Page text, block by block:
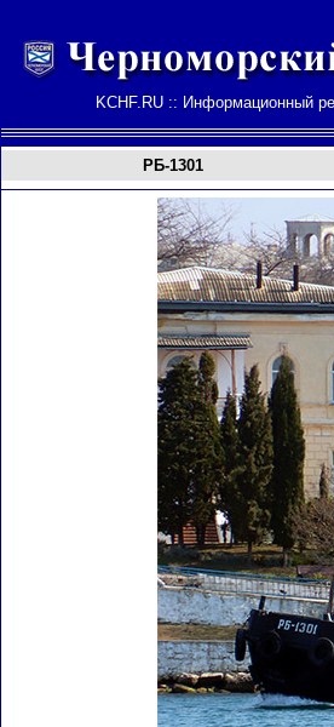
KCHF.RU :: Информационный
РБ-1301